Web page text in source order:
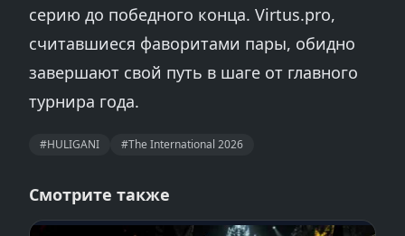
серию до победного конца. Virtus.pro,
считавшиеся фаворитами пары, обидно
завершают свой путь в шаге от главного
турнира года.
#HULIGANI #The International 2026
Смотрите также